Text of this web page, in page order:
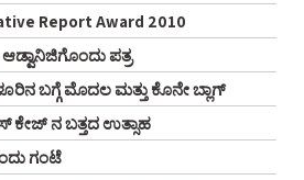
Report Award 2010
ಪತ್ರ
ಬಗ್ಗೆ ಮೊದಲ ಮತ್ತು ಕೊನೇ ಬ್ಲಾಗ್
ನ ಬತ್ತದ ಉತ್ಸಾಹ
ಗಂಟೆ